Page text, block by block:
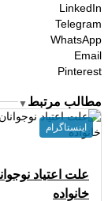
LinkedIn
Telegram
WhatsApp
Email
Pinterest
مطالب مرتبط ▼
علت اعتیاد
خانواده
اینستاگرام